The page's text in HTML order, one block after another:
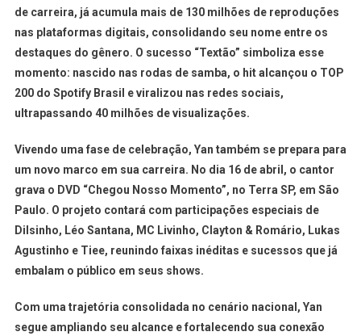
de carreira, já acumula mais de 130 milhões de reproduções
nas plataformas digitais, consolidando seu nome entre os
destaques do gênero. O sucesso “Textão” simboliza esse
momento: nascido nas rodas de samba, o hit alcançou o TOP
200 do Spotify Brasil e viralizou nas redes sociais,
ultrapassando 40 milhões de visualizações.
Vivendo uma fase de celebração, Yan também se prepara para
um novo marco em sua carreira. No dia 16 de abril, o cantor
grava o DVD “Chegou Nosso Momento”, no Terra SP, em São
Paulo. O projeto contará com participações especiais de
Dilsinho, Léo Santana, MC Livinho, Clayton & Romário, Lukas
Agustinho e Tiee, reunindo faixas inéditas e sucessos que já
embalam o público em seus shows.
Com uma trajetória consolidada no cenário nacional, Yan
segue ampliando seu alcance e fortalecendo sua conexão